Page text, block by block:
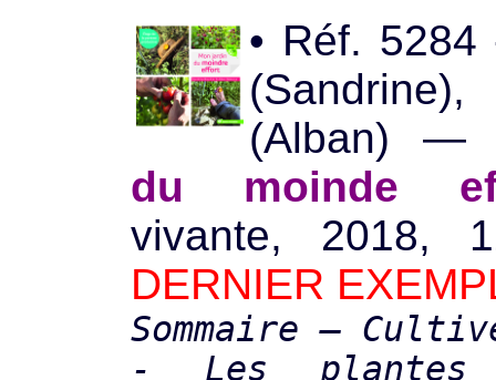
• Réf. 5284
(Sandrine),
(Alban)
du moinde
vivante, 2018,
DERNIER
Sommaire —
- Les